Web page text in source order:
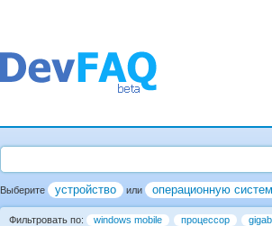
Выберите устройство или операционную
Фильтровать по: windows mobile процессор